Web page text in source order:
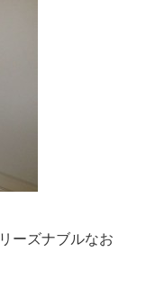
ーズナブルなお